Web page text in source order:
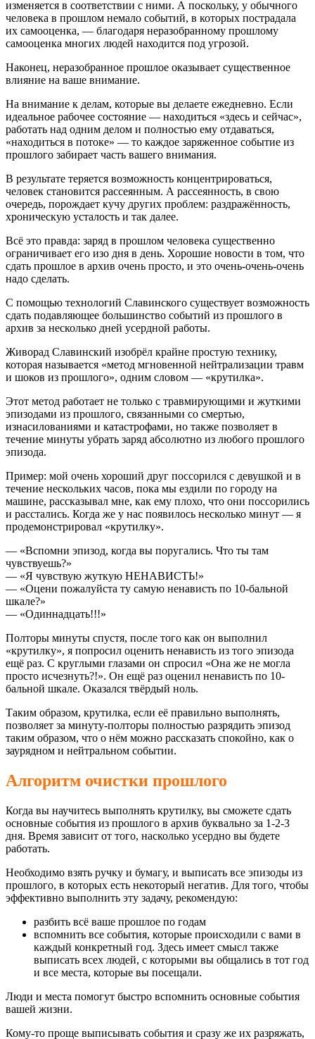
изменяется в соответствии с ними. А поскольку, у обычного
человека в прошлом немало событий, в которых пострадала
их самооценка, — благодаря неразобранному прошлому
самооценка многих людей находится под угрозой.
Наконец, неразобранное прошлое оказывает существенное
влияние на ваше внимание.
На внимание к делам, которые вы делаете ежедневно. Если
идеальное рабочее состояние — находиться «здесь и сейчас»,
работать над одним делом и полностью ему отдаваться,
«находиться в потоке» — то каждое заряженное событие из
прошлого забирает часть вашего внимания.
В результате теряется возможность концентрироваться,
человек становится рассеянным. А рассеянность, в свою
очередь, порождает кучу других проблем: раздражённость,
хроническую усталость и так далее.
Всё это правда: заряд в прошлом человека существенно
ограничивает его изо дня в день. Хорошие новости в том, что
сдать прошлое в архив очень просто, и это очень-очень-очень
надо сделать.
С помощью технологий Славинского существует возможность
сдать подавляющее большинство событий из прошлого в
архив за несколько дней усердной работы.
Живорад Славинский изобрёл крайне простую технику,
которая называется «метод мгновенной нейтрализации травм
и шоков из прошлого», одним словом — «крутилка».
Этот метод работает не только с травмирующими и жуткими
эпизодами из прошлого, связанными со смертью,
изнасилованиями и катастрофами, но также позволяет в
течение минуты убрать заряд абсолютно из любого прошлого
эпизода.
Пример: мой очень хороший друг поссорился с девушкой и в
течение нескольких часов, пока мы ездили по городу на
машине, рассказывал мне, как ему плохо, что они поссорились
и расстались. Когда же у нас появилось несколько минут — я
продемонстрировал «крутилку».
— «Вспомни эпизод, когда вы поругались. Что ты там
чувствуешь?»
— «Я чувствую жуткую НЕНАВИСТЬ!»
— «Оцени пожалуйста ту самую ненависть по 10-бальной
шкале?»
— «Одиннадцать!!!»
Полторы минуты спустя, после того как он выполнил
«крутилку», я попросил оценить ненависть из того эпизода
ещё раз. С круглыми глазами он спросил «Она же не могла
просто исчезнуть?!». Он ещё раз оценил ненависть по 10-
бальной шкале. Оказался твёрдый ноль.
Таким образом, крутилка, если её правильно выполнять,
позволяет за минуту-полторы полностью разрядить эпизод
таким образом, что о нём можно рассказать спокойно, как о
заурядном и нейтральном событии.
Алгоритм очистки прошлого
Когда вы научитесь выполнять крутилку, вы сможете сдать
основные события из прошлого в архив буквально за 1-2-3
дня. Время зависит от того, насколько усердно вы будете
работать.
Необходимо взять ручку и бумагу, и выписать все эпизоды из
прошлого, в которых есть некоторый негатив. Для того, чтобы
эффективно выполнить эту задачу, рекомендую:
разбить всё ваше прошлое по годам
вспомнить все события, которые происходили с вами в
каждый конкретный год. Здесь имеет смысл также
выписать всех людей, с которыми вы общались в тот год
и все места, которые вы посещали.
Люди и места помогут быстро вспомнить основные события
вашей жизни.
Кому-то проще выписывать события и сразу же их разряжать,